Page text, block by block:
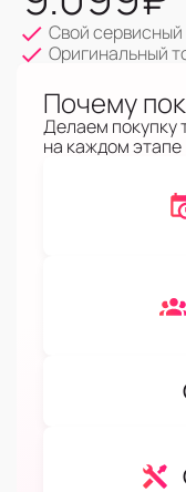
Свой
Оригинальный
Почему
Делаем покупку
на каждом этапе